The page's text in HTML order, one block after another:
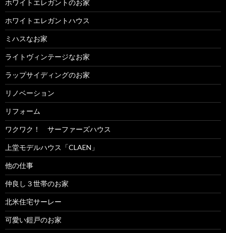
ホワイトエレガントのお家
ホワイトエレガントハウス
ミハスなお家
ライトヴィンテージなお家
ラップサイディングのお家
リノベーション
リフォーム
ワクワク！ サーファーズハウス
上堂モデルハウス「CLAEN」
他の仕事
仲良し３世帯のお家
北米住宅サーレー
可愛い鎧戸のお家